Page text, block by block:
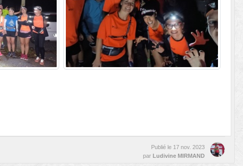
Publié le 17 nov. 2023
par Ludivine MIRMAND